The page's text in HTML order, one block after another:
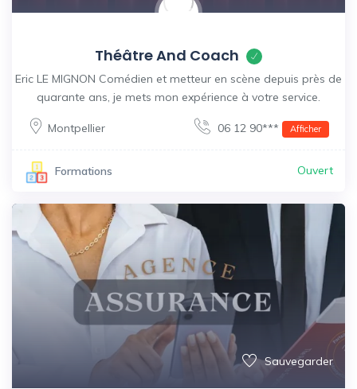
Théâtre And Coach
Eric LE MIGNON Comédien et metteur en scène depuis près de
quarante ans, je mets mon expérience à votre service.
Montpellier 06 12 90*** Afficher
Formations Ouvert
Sauvegarder